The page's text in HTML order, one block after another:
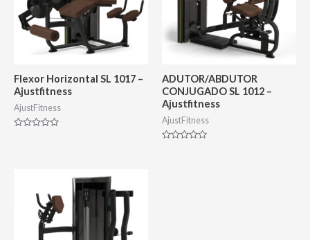
Flexor Horizontal SL 1017 –
Ajustfitness
AjustFitness
ADUTOR/ABDUTOR
CONJUGADO SL 1012 –
Ajustfitness
AjustFitness